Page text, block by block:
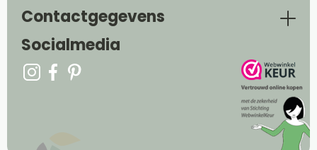
Contactgegevens
Socialmedia